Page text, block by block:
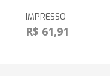
IMPRESSO
R$ 61,91